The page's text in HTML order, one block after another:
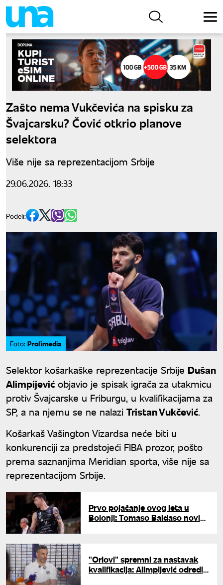
Zašto nema Vukčevića na spisku za
Švajcarsku? Čović otkrio planove
selektora
Više nije sa reprezentacijom Srbije
29.06.2026. 18:33
Podeli:
Foto: Profimedia
Selektor košarkaške reprezentacije Srbije Dušan
Alimpijević objavio je spisak igrača za utakmicu
protiv Švajcarske u Friburgu, u kvalifikacijama za
SP, a na njemu se ne nalazi Tristan Vukčević.
Košarkaš Vašington Vizardsa neće biti u
konkurenciji za predstojeći FIBA prozor, pošto
prema saznanjima Meridian sporta, više nije sa
reprezentacijom Srbije.
Prvo pojačanje ovog leta u
Bolonji: Tomaso Baldaso novi
"Orlovi" spremni za nastavak
kvalifikacija: Alimpijević odredio